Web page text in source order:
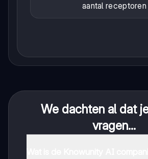
aantal receptoren
We dachten al dat
vragen...